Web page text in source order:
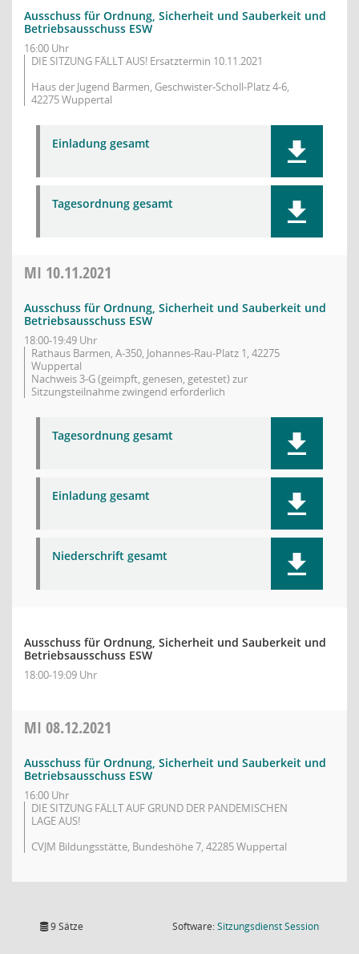
Ausschuss für Ordnung, Sicherheit und Sauberkeit und
Betriebsausschuss ESW
16:00 Uhr
DIE SITZUNG FÄLLT AUS! Ersatztermin 10.11.2021
Haus der Jugend Barmen, Geschwister-Scholl-Platz 4-6,
42275 Wuppertal
Einladung gesamt
Tagesordnung gesamt
MI 10.11.2021
Ausschuss für Ordnung, Sicherheit und Sauberkeit und
Betriebsausschuss ESW
18:00-19:49 Uhr
Rathaus Barmen, A-350, Johannes-Rau-Platz 1, 42275
Wuppertal
Nachweis 3-G (geimpft, genesen, getestet) zur
Sitzungsteilnahme zwingend erforderlich
Tagesordnung gesamt
Einladung gesamt
Niederschrift gesamt
Ausschuss für Ordnung, Sicherheit und Sauberkeit und
Betriebsausschuss ESW
18:00-19:09 Uhr
MI 08.12.2021
Ausschuss für Ordnung, Sicherheit und Sauberkeit und
Betriebsausschuss ESW
16:00 Uhr
DIE SITZUNG FÄLLT AUF GRUND DER PANDEMISCHEN
LAGE AUS!
CVJM Bildungsstätte, Bundeshöhe 7, 42285 Wuppertal
9 Sätze Software:SitzungsdienstSession(Wird in